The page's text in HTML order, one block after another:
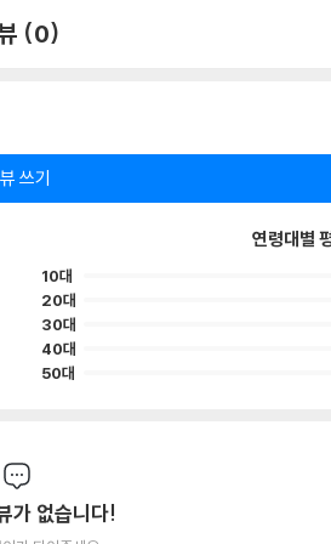
(0)
쓰기
연령대별
10대
20대
30대
40대
50대
가 없습니다!